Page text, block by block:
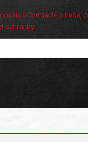
informácie o našej
schránky.